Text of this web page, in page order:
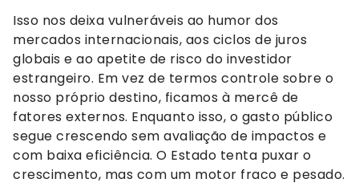
Isso nos deixa vulneráveis ao humor dos
mercados internacionais, aos ciclos de juros
globais e ao apetite de risco do investidor
estrangeiro. Em vez de termos controle sobre o
nosso próprio destino, ficamos à mercê de
fatores externos. Enquanto isso, o gasto público
segue crescendo sem avaliação de impactos e
com baixa eficiência. O Estado tenta puxar o
crescimento, mas com um motor fraco e pesado.